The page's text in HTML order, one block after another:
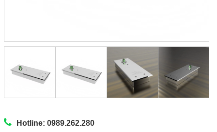
Hotline: 0989.262.280